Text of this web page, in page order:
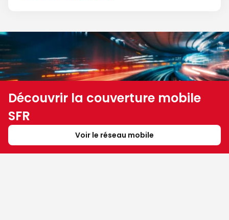
Découvrir la couverture mobile
SFR
Voir le réseau mobile